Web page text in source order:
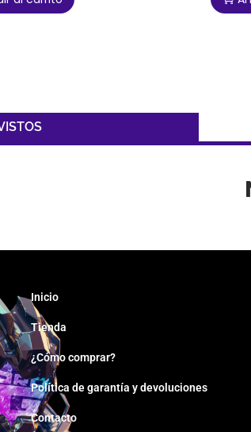
Inicio
Tienda
¿Cómo comprar?
Política de garantía y devoluciones
Contacto